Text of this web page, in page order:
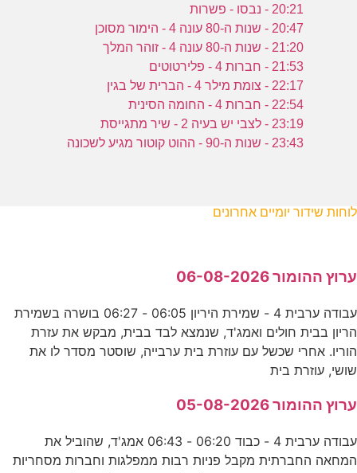
20:21 - נבסו - פשרות
20:47 - שנות ה-80 עונה 4 - הימור מסוכן
21:20 - שנות ה-80 עונה 4 - זוהר המלך
21:53 - חברות 4 - פלירטוטים
22:17 - צומת מילר 4 - הברית של בגין
22:54 - חברות 4 - החומה הסינית
23:19 - לצבי יש בעיה 2 - שיר מתגייסת
23:43 - שנות ה-90 - ההוט קוטור מגיע לשכונה
לוחות שידור יומיים אחרונים
ערוץ ההומור 06-08-2026
עבודה ערבית 4 - שמירת היריון 06:05 - 06:27 בושרה בשמירת
הריון בבית חולים ואמג'ד, שנמצא לבד בבית, מבקש את עזרת
הוריו. אחרי שכשל עם עוזרת בית ערבייה, שוסטר מסדר לו את
שושי, עוזרת בית
ערוץ ההומור 05-08-2026
עבודה ערבית 4 - כבוד 06:20 - 06:43 אמג'ד, שהוביל את
המחאה החברתית מקבל פניות רבות ממפלגות וחברות מסחריות